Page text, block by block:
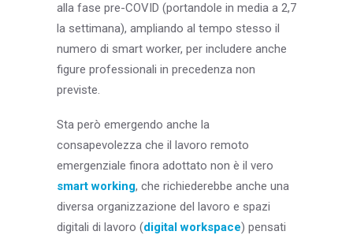
alla fase pre-COVID (portandole in media a 2,7
la settimana), ampliando al tempo stesso il
numero di smart worker, per includere anche
figure professionali in precedenza non
previste.
Sta però emergendo anche la
consapevolezza che il lavoro remoto
emergenziale finora adottato non è il vero
smart working, che richiederebbe anche una
diversa organizzazione del lavoro e spazi
digitali di lavoro (digital workspace) pensati